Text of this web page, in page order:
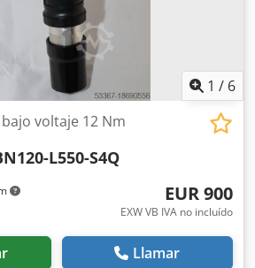
1 / 6
voltaje 12 Nm
L550-S4Q
EUR 900
EXW VB IVA no incluído
Llamar